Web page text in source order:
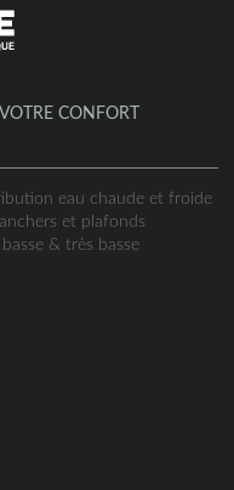
CONFORT
eau chaude et froide
et plafonds
& très basse